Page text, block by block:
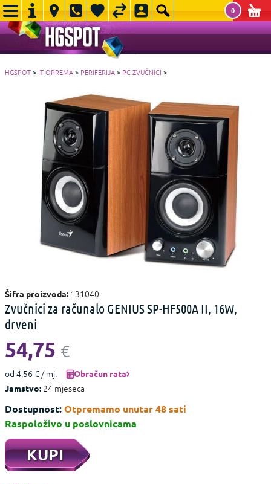
0
HGSPOT> IT OPREMA> PERIFERIJA> PC ZVUČNICI >
Šifra proizvoda: 131040
Zvučnici za računalo GENIUS SP-HF500A II, 16W,
drveni
54,75 €
od 4,56 € / mj.
Obračun rata
Jamstvo: 24 mjeseca
Dostupnost:Otpremamo unutar 48 sati
Raspoloživo u poslovnicama
KUPI